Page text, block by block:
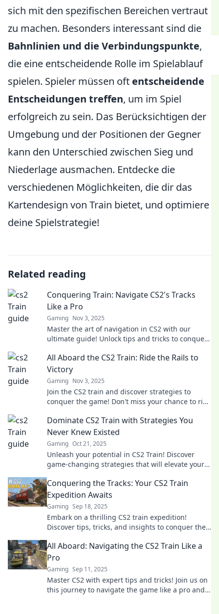
sich mit den spezifischen Bereichen vertraut
zu machen. Besonders interessant sind die
Bahnlinien und die Verbindungspunkte,
die eine entscheidende Rolle im Spielablauf
spielen. Spieler müssen oft entscheidende
Entscheidungen treffen, um im Spiel
erfolgreich zu sein. Das Berücksichtigen der
Umgebung und der Positionen der Gegner
kann den Unterschied zwischen Sieg und
Niederlage ausmachen. Entdecke die
verschiedenen Möglichkeiten, die dir das
Kartendesign von Train bietet, und optimiere
deine Spielstrategie!
Related reading
Conquering Train: Navigate CS2's Tracks
Like a Pro
Gaming Nov 3, 2025
Master the art of navigation in CS2 with our
ultimate guide! Unlock tips and tricks to conquer
All Aboard the CS2 Train: Ride the Rails to
Victory
Gaming Nov 3, 2025
Join the CS2 train and discover strategies to
conquer the game! Don't miss your chance to ride
Dominate CS2 Train with Strategies You
Never Knew Existed
Gaming Oct 21, 2025
Unleash your potential in CS2 Train! Discover
game-changing strategies that will elevate your
Conquering the Tracks: Your CS2 Train
Expedition Awaits
Gaming Sep 18, 2025
Embark on a thrilling CS2 train expedition!
Discover tips, tricks, and insights to conquer the
All Aboard: Navigating the CS2 Train Like a
Pro
Gaming Sep 11, 2025
Master CS2 with expert tips and tricks! Join us on
this journey to navigate the game like a pro and